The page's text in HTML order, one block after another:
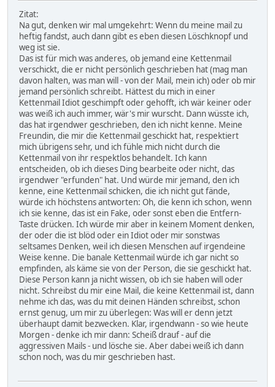
Zitat:
Na gut, denken wir mal umgekehrt: Wenn du meine mail zu
heftig fandst, auch dann gibt es eben diesen Löschknopf und
weg ist sie.
Das ist für mich was anderes, ob jemand eine Kettenmail
verschickt, die er nicht persönlich geschrieben hat (mag man
davon halten, was man will - von der Mail, mein ich) oder ob mir
jemand persönlich schreibt. Hättest du mich in einer
Kettenmail Idiot geschimpft oder gehofft, ich wär keiner oder
was weiß ich auch immer, wär's mir wurscht. Dann wüsste ich,
das hat irgendwer geschrieben, den ich nicht kenne. Meine
Freundin, die mir die Kettenmail geschickt hat, respektiert
mich übrigens sehr, und ich fühle mich nicht durch die
Kettenmail von ihr respektlos behandelt. Ich kann
entscheiden, ob ich dieses Ding bearbeite oder nicht, das
irgendwer "erfunden" hat. Und würde mir jemand, den ich
kenne, eine Kettenmail schicken, die ich nicht gut fände,
würde ich höchstens antworten: Oh, die kenn ich schon, wenn
ich sie kenne, das ist ein Fake, oder sonst eben die Entfern-
Taste drücken. Ich würde mir aber in keinem Moment denken,
der oder die ist blöd oder ein Idiot oder mir sonstwas
seltsames Denken, weil ich diesen Menschen auf irgendeine
Weise kenne. Die banale Kettenmail würde ich gar nicht so
empfinden, als käme sie von der Person, die sie geschickt hat.
Diese Person kann ja nicht wissen, ob ich sie haben will oder
nicht. Schreibst du mir eine Mail, die keine Kettenmail ist, dann
nehme ich das, was du mit deinen Händen schreibst, schon
ernst genug, um mir zu überlegen: Was will er denn jetzt
überhaupt damit bezwecken. Klar, irgendwann - so wie heute
Morgen - denke ich mir dann: Scheiß drauf - auf die
aggressiven Mails - und lösche sie. Aber dabei weiß ich dann
schon noch, was du mir geschrieben hast.